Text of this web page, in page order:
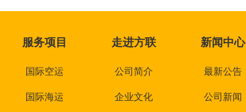
服务项目
国际空运
国际海运
走进方联
公司简介
企业文化
新闻中心
最新公告
公司新闻